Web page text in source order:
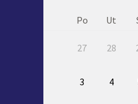
Po Ut
27 28
3 4